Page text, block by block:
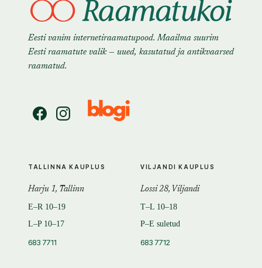
Eesti vanim internetiraamatupood. Maailma suurim
Eesti raamatute valik — uued, kasutatud ja antikvaarsed
raamatud.
TALLINNA KAUPLUS
Harju 1, Tallinn
E–R 10–19
L–P 10–17
683 7711
VILJANDI KAUPLUS
Lossi 28, Viljandi
T–L 10–18
P–E suletud
683 7712